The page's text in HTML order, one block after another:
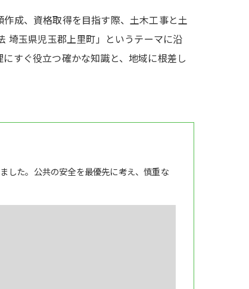
成、資格取得を目指す際、土木工事と土
埼玉県児玉郡上里町」というテーマに沿
すぐ役立つ確かな知識と、地域に根差し
した。公共の安全を最優先に考え、慎重な